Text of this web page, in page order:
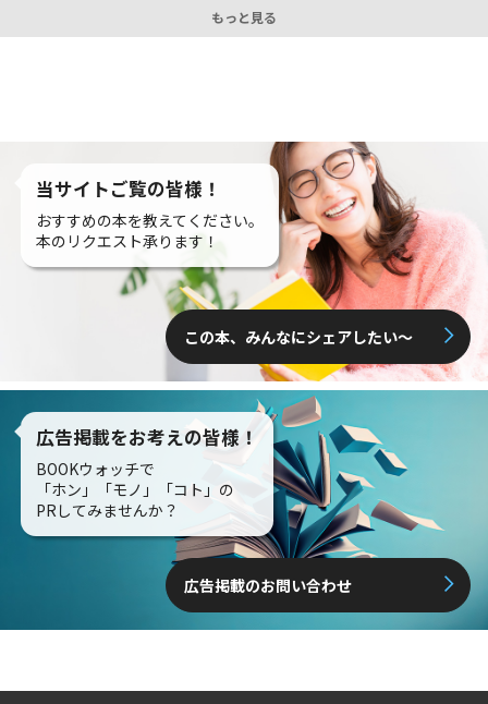
もっと見る
当サイトご覧の皆様！
おすすめの本を教えてください。
本のリクエスト承ります！
この本、みんなにシェアしたい〜
広告掲載をお考えの皆様！
BOOKウォッチで
「ホン」「モノ」「コト」の
PRしてみませんか？
広告掲載のお問い合わせ